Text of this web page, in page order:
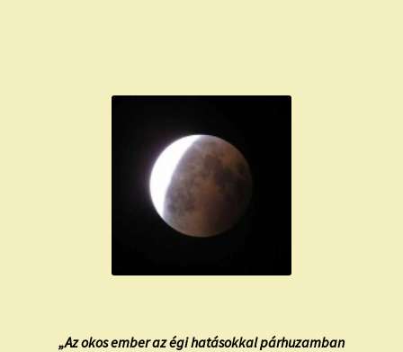
IRATKOZZ FEL A VIDEÓ CSATORNÁNKRA!
TAROT ELEMZÉS MEGRENDELÉSE LIMITÁLT!
„Az okos ember az égi hatásokkal párhuzamban